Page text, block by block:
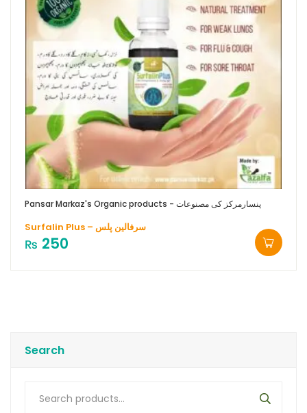
Pansar Markaz's Organic products - پنسارمرکز کی مصنوعات
Surfalin Plus – سرفالین پلس
₨ 250
Search